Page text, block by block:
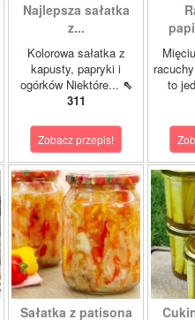
Najlepsza sałatka
z...
Kolorowa sałatka z
kapusty, papryki i
ogórków Niektóre... ⇖
311
Zobacz przepis!
to
Sałatka z patisona